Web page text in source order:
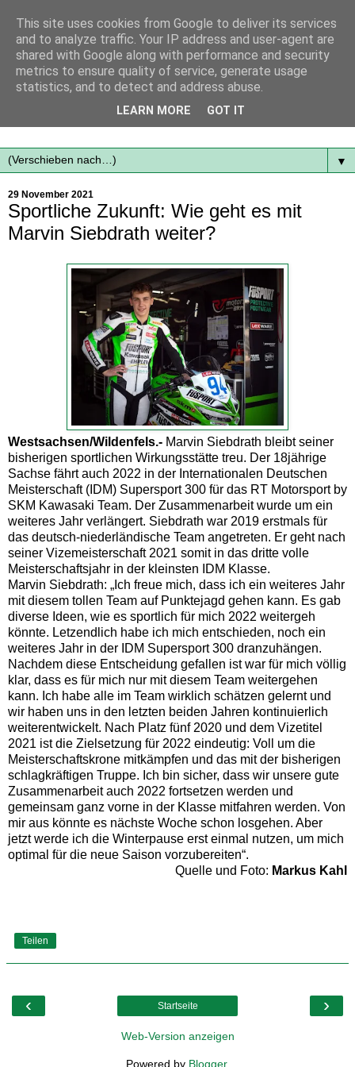
Mit frischen Themen aus der Region immer auf dem
▼
29 November 2021
Sportliche Zukunft: Wie geht es mit
Marvin Siebdrath weiter?
Westsachsen/Wildenfels.- Marvin Siebdrath bleibt seiner
bisherigen sportlichen Wirkungsstätte treu. Der 18jährige
Sachse fährt auch 2022 in der Internationalen Deutschen
Meisterschaft (IDM) Supersport 300 für das RT Motorsport by
SKM Kawasaki Team. Der Zusammenarbeit wurde um ein
weiteres Jahr verlängert. Siebdrath war 2019 erstmals für
das deutsch-niederländische Team angetreten. Er geht nach
seiner Vizemeisterschaft 2021 somit in das dritte volle
Meisterschaftsjahr in der kleinsten IDM Klasse.
Marvin Siebdrath: „Ich freue mich, dass ich ein weiteres Jahr
mit diesem tollen Team auf Punktejagd gehen kann. Es gab
diverse Ideen, wie es sportlich für mich 2022 weitergeh
könnte. Letzendlich habe ich mich entschieden, noch ein
weiteres Jahr in der IDM Supersport 300 dranzuhängen.
Nachdem diese Entscheidung gefallen ist war für mich völlig
klar, dass es für mich nur mit diesem Team weitergehen
kann. Ich habe alle im Team wirklich schätzen gelernt und
wir haben uns in den letzten beiden Jahren kontinuierlich
weiterentwickelt. Nach Platz fünf 2020 und dem Vizetitel
2021 ist die Zielsetzung für 2022 eindeutig: Voll um die
Meisterschaftskrone mitkämpfen und das mit der bisherigen
schlagkräftigen Truppe. Ich bin sicher, dass wir unsere gute
Zusammenarbeit auch 2022 fortsetzen werden und
gemeinsam ganz vorne in der Klasse mitfahren werden. Von
mir aus könnte es nächste Woche schon losgehen. Aber
jetzt werde ich die Winterpause erst einmal nutzen, um mich
optimal für die neue Saison vorzubereiten“.
Quelle und Foto: Markus Kahl
Teilen
‹ ›
Startseite
Web-Version anzeigen
Powered by Blogger.
This site uses cookies from Google to deliver its services
and to analyze traffic. Your IP address and user-agent are
shared with Google along with performance and security
metrics to ensure quality of service, generate usage
statistics, and to detect and address abuse.
LEARN MORE GOT IT